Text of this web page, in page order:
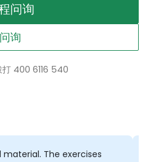
问询
问询
400 6116 540
The exercises